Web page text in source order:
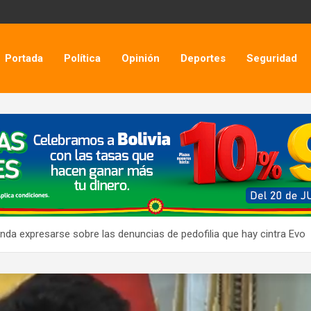
Portada Política Opinión Deportes Seguridad
expresarse sobre las denuncias de pedofilia que hay cintra Evo